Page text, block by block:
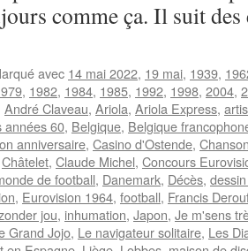
comme ça. Il suit
avec 14 mai 2022, 19 mai, 1939,
, 1982, 1984, 1985, 1992, 1998, 2004,
André Claveau, Ariola, Ariola Express,
années 60, Belgique, Belgique
anniversaire, Casino d'Ostende,
Châtelet, Claude Michel, Concours
de football, Danemark, Décès,
, Eurovision 1964, football, Francis
jou, inhumation, Japon, Je m'sens
Grand Jojo, Le navigateur solitaire, Les